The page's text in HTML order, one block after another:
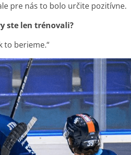
pre nás to bolo určite pozitívne.
ste len trénovali?
to berieme.“